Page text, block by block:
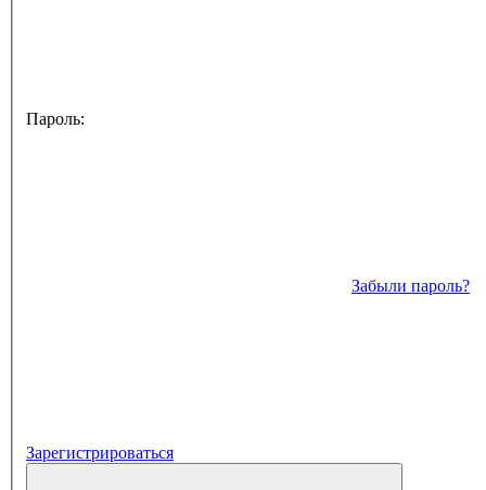
Пароль:
Забыли пароль?
Зарегистрироваться